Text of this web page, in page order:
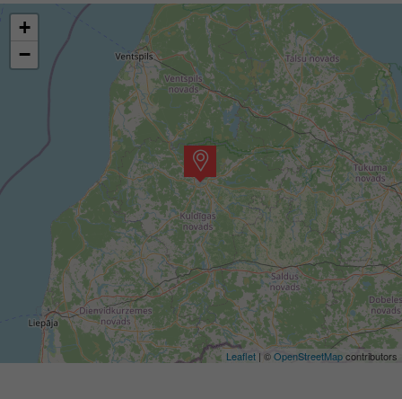
+
−
Leaflet | ©OpenStreetMapcontributors